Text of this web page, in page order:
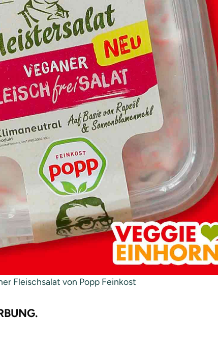
Fleischsalat von Popp Feinkost